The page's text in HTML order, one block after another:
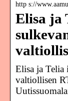
http s://
Elisa ja
Elisa ja Telia
valtiollisen